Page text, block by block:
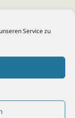
Service zu